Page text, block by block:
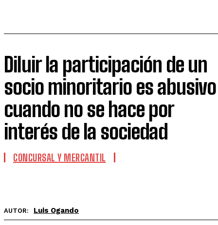
Diluir la participación de un
socio minoritario es abusivo
cuando no se hace por
interés de la sociedad
CONCURSAL Y MERCANTIL
AUTOR: Luis Ogando